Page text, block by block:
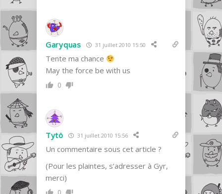
Garyquas 31 juillet 2010 15:50
Tente ma chance
May the force be with us
0
Tytö 31 juillet 2010 15:56
Un commentaire sous cet article ?
(Pour les plaintes, s’adresser à Gyr,
merci)